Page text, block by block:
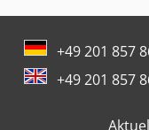
Feuerwehr
+49 201 857
+49 201 857